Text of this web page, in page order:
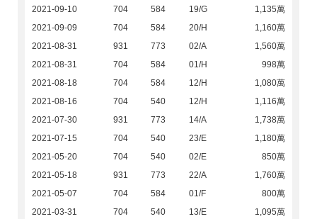
2021-09-10 704 584 19/G
1,135萬
2021-09-09
704 584 20/H
1,160萬
2021-08-31
931 773 02/A
1,560萬
2021-08-31
704 584 01/H
998萬
2021-08-18
704 584 12/H
1,080萬
2021-08-16
704 540 12/H
1,116萬
2021-07-30
931 773 14/A
1,738萬
2021-07-15
704 540 23/E
1,180萬
2021-05-20
704 540 02/E
850萬
2021-05-18
931 773 22/A
1,760萬
2021-05-07
704 584 01/F
800萬
2021-03-31
704 540 13/E
1,095萬